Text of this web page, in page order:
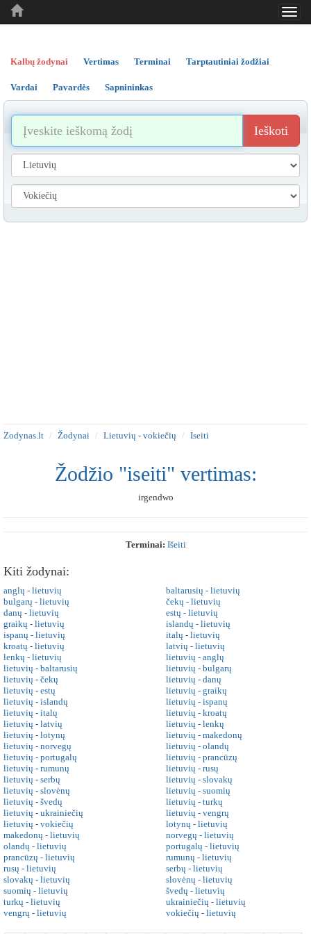
..
..
Kalbų žodynai Vertimas Terminai Tarptautiniai žodžiai
Vardai Pavardės Sapnininkas
Ieškoti
Zodynas.lt Žodynai Lietuvių - vokiečių Iseiti
Žodžio "iseiti" vertimas:
irgendwo
Terminai: Išeiti
Kiti žodynai:
anglų - lietuvių
baltarusių - lietuvių
bulgarų - lietuvių
čekų - lietuvių
danų - lietuvių
estų - lietuvių
graikų - lietuvių
islandų - lietuvių
ispanų - lietuvių
italų - lietuvių
kroatų - lietuvių
latvių - lietuvių
lenkų - lietuvių
lietuvių - anglų
lietuvių - baltarusių
lietuvių - bulgarų
lietuvių - čekų
lietuvių - danų
lietuvių - estų
lietuvių - graikų
lietuvių - islandų
lietuvių - ispanų
lietuvių - italų
lietuvių - kroatų
lietuvių - latvių
lietuvių - lenkų
lietuvių - lotynų
lietuvių - makedonų
lietuvių - norvegų
lietuvių - olandų
lietuvių - portugalų
lietuvių - prancūzų
lietuvių - rumunų
lietuvių - rusų
lietuvių - serbų
lietuvių - slovakų
lietuvių - slovėnų
lietuvių - suomių
lietuvių - švedų
lietuvių - turkų
lietuvių - ukrainiečių
lietuvių - vengrų
lietuvių - vokiečių
lotynų - lietuvių
makedonų - lietuvių
norvegų - lietuvių
olandų - lietuvių
portugalų - lietuvių
prancūzų - lietuvių
rumunų - lietuvių
rusų - lietuvių
serbų - lietuvių
slovakų - lietuvių
slovėnų - lietuvių
suomių - lietuvių
švedų - lietuvių
turkų - lietuvių
ukrainiečių - lietuvių
vengrų - lietuvių
vokiečių - lietuvių